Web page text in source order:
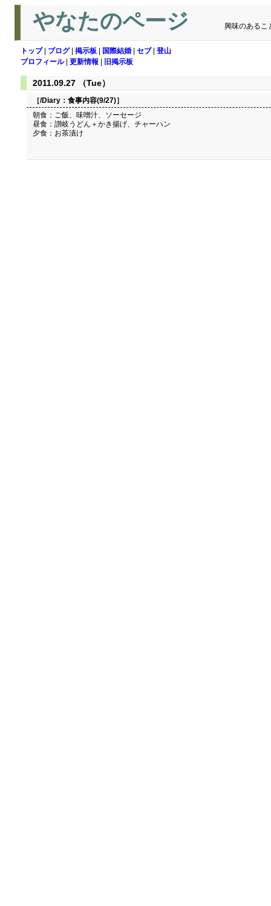
やなたのページ 興味のあるこ
トップ| ブログ| 掲示板 国際結婚 セブ| 登山
プロフィール| 更新情報 旧掲示板
2011.09.27 （Tue）
［/Diary： 食事内容(9/27)］
朝食：ご飯、味噌汁、ソーセージ
昼食：讃岐うどん＋かき揚げ、チャーハン
夕食：お茶漬け